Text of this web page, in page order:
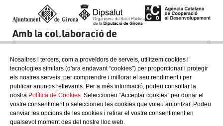
Nosaltres i tercers, com a proveïdors de serveis, utilitzem cookies i
tecnologies similars (d'ara endavant “cookies”) per proporcionar i protegir
els nostres serveis, per comprendre i millorar el seu rendiment i per
publicar anuncis rellevants. Per a més informació, podeu consultar la
nostra Política de Cookies. Seleccioneu “Acceptar cookies” per donar el
vostre consentiment o seleccioneu les cookies que voleu autoritzar. Podeu
canviar les opcions de les cookies i retirar el vostre consentiment en
qualsevol moment des del nostre lloc web.
Amb la col.laboració de